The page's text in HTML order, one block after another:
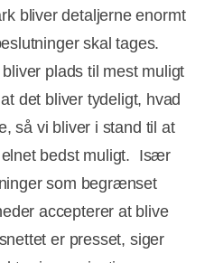
bliver detaljerne enormt
skal tages.
plads til mest muligt
det bliver tydeligt, hvad
så vi bliver i stand til at
elnet bedst muligt. Især
som begrænset
accepterer at blive
er presset, siger